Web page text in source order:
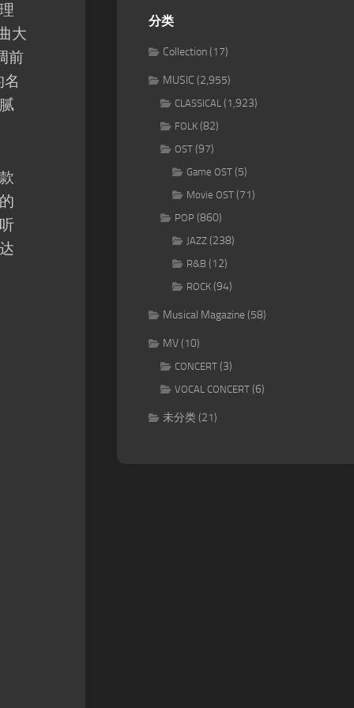
大
前
分类
Collection(17)
MUSIC (2,955)
CLASSICAL (1,923)
FOLK (82)
OST (97)
Game OST (5)
Movie OST (71)
POP (860)
JAZZ (238)
R&B (12)
ROCK (94)
Musical Magazine(58)
MV(10)
CONCERT (3)
VOCAL CONCERT (6)
未分类(21)